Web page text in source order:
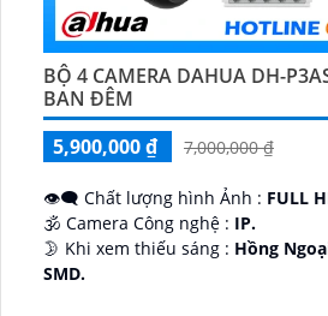
BỘ 4 CAMERA DAHUA DH-
BAN ĐÊM
5,900,000 ₫
7,000,000 ₫
👁️‍🗨 Chất lượng hình Ảnh : FULL
🕉️ Camera Công nghệ : IP.
🌛 Khi xem thiếu sáng : Hồng
SMD.